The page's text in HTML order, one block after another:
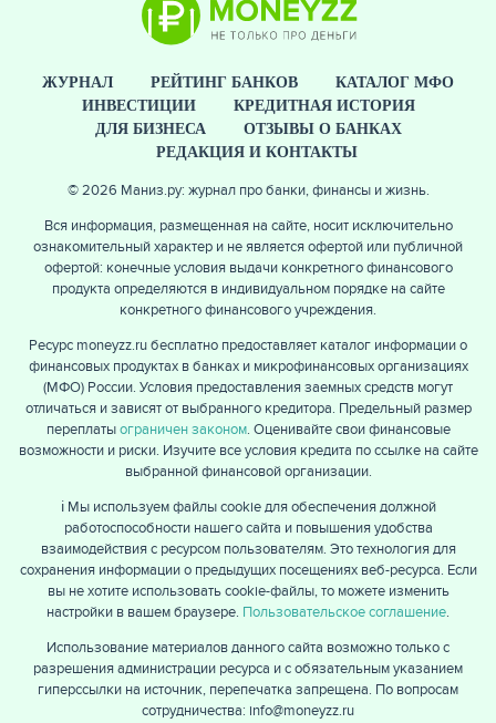
ЖУРНАЛ РЕЙТИНГ БАНКОВ
КАТАЛОГ МФО
ИНВЕСТИЦИИ
КРЕДИТНАЯ ИСТОРИЯ
ДЛЯ БИЗНЕСА
ОТЗЫВЫ О БАНКАХ
РЕДАКЦИЯ И КОНТАКТЫ
© 2026 Маниз.ру: журнал про банки, финансы и жизнь.
Вся информация, размещенная на сайте, носит исключительно
ознакомительный характер и не является офертой или публичной
офертой: конечные условия выдачи конкретного финансового
продукта определяются в индивидуальном порядке на сайте
конкретного финансового учреждения.
Ресурс moneyzz.ru бесплатно предоставляет каталог информации о
финансовых продуктах в банках и микрофинансовых организациях
(МФО) России. Условия предоставления заемных средств могут
отличаться и зависят от выбранного кредитора. Предельный размер
переплатыограничен законом. Оценивайте свои финансовые
возможности и риски. Изучите все условия кредита по ссылке на сайте
выбранной финансовой организации.
ℹ️ Мы используем файлы cookie для обеспечения должной
работоспособности нашего сайта и повышения удобства
взаимодействия с ресурсом пользователям. Это технология для
сохранения информации о предыдущих посещениях веб-ресурса. Если
вы не хотите использовать cookie-файлы, то можете изменить
настройки в вашем браузере. Пользовательское соглашение.
Использование материалов данного сайта возможно только с
разрешения администрации ресурса и с обязательным указанием
гиперссылки на источник, перепечатка запрещена. По вопросам
сотрудничества: info@moneyzz.ru